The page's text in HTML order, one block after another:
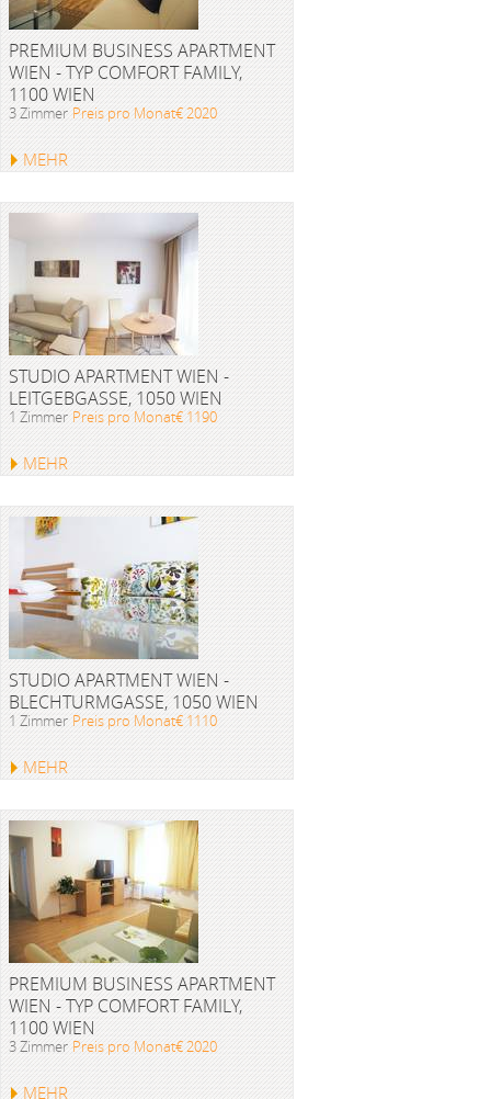
PREMIUM BUSINESS APARTMENT
WIEN - TYP COMFORT FAMILY,
1100 WIEN
3 Zimmer Preis pro Monat€ 2020
MEHR
STUDIO APARTMENT WIEN -
LEITGEBGASSE, 1050 WIEN
1 Zimmer Preis pro Monat€ 1190
MEHR
STUDIO APARTMENT WIEN -
BLECHTURMGASSE, 1050 WIEN
1 Zimmer Preis pro Monat€ 1110
MEHR
PREMIUM BUSINESS APARTMENT
WIEN - TYP COMFORT FAMILY,
1100 WIEN
3 Zimmer Preis pro Monat€ 2020
MEHR